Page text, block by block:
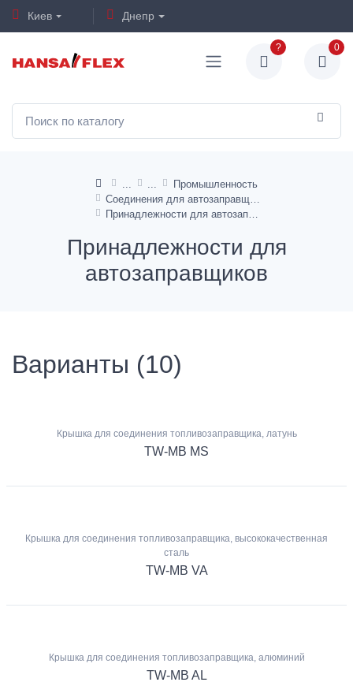
Киев Днепр
? 0
Промышленность
Принадлежности для
автозаправщиков
Варианты (10)
Крышка для соединения топливозаправщика, латунь
TW-MB MS
Крышка для соединения топливозаправщика, высококачественная
сталь
TW-MB VA
Крышка для соединения топливозаправщика, алюминий
TW-MB AL